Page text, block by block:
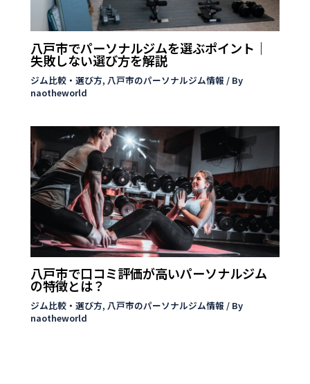
八戸市でパーソナルジムを選ぶポイント｜
失敗しない選び方を解説
ジム比較・選び方, 八戸市のパーソナルジム情報 / By
naotheworld
八戸市で口コミ評価が高いパーソナルジム
の特徴とは？
ジム比較・選び方,八戸市のパーソナルジム情報 / By
naotheworld